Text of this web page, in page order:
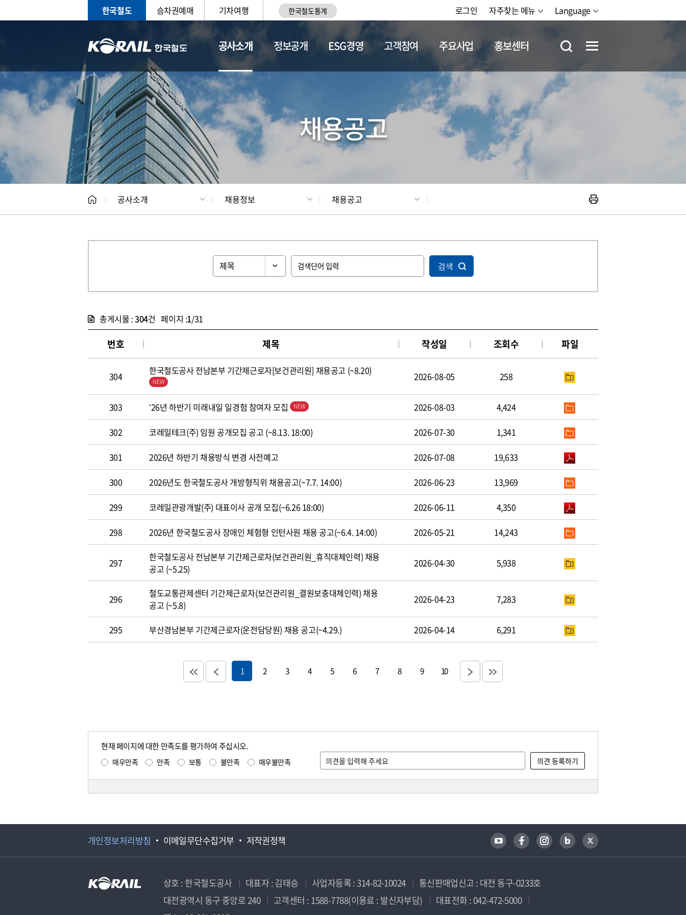
한국철도 승차권예매 기차여행 한국철도통계 로그인 자주찾는 메뉴 Language
공사소개
CEO 일반현황 채용정보
정보공개 ESG경영 고객참여 주요사업 홍보센터
채용공고
공사소개 채용정보 채용공고
검색
총게시물 :304건 페이지 :1/31
번호 제목 작성일 조회수 파일
304 한국철도공사 전남본부 기간제근로자[보건관리원] 채용공고 (~8.20) 2026-08-05 258
303 ’26년 하반기 미래내일 일경험 참여자 모집 2026-08-03 4,424
302 코레일테크(주) 임원 공개모집 공고 (~8.13. 18:00) 2026-07-30 1,341
301 2026년 하반기 채용방식 변경 사전예고 2026-07-08 19,633
300 2026년도 한국철도공사 개방형직위 채용공고(~7.7. 14:00) 2026-06-23 13,969
299 코레일관광개발(주) 대표이사 공개 모집(~6.26 18:00) 2026-06-11 4,350
298 2026년 한국철도공사 장애인 체험형 인턴사원 채용 공고(~6.4. 14:00) 2026-05-21 14,243
297
한국철도공사 전남본부 기간제근로자(보건관리원_휴직대체인력) 채용
공고 (~5.25)
2026-04-30 5,938
296
철도교통관제센터 기간제근로자(보건관리원_결원보충대체인력) 채용
공고 (~5.8)
2026-04-23 7,283
295 부산경남본부 기간제근로자(운전담당원) 채용 공고(~4.29.) 2026-04-14 6,291
1 2 3 4 5 6 7 8 9 10
현재 페이지에 대한 만족도를 평가하여 주십시오.
매우만족 만족 보통 불만족 매우불만족
개인정보처리방침 이메일무단수집거부 저작권정책
상호 : 한국철도공사 대표자 : 김태승 사업자등록 : 314-82-10024
통신판매업신고 : 대전 동구-0233호
대전광역시 동구 중앙로 240
고객센터 : 1588-7788(이용료 : 발신자부담)
대표전화 : 042-472-5000